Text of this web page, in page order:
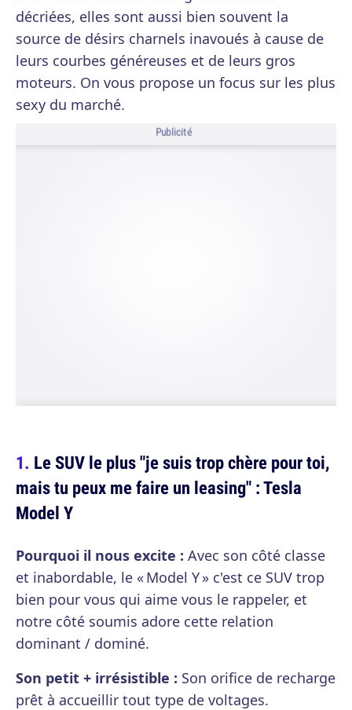
décriées, elles sont aussi bien souvent la
source de désirs charnels inavoués à cause de
leurs courbes généreuses et de leurs gros
moteurs. On vous propose un focus sur les plus
sexy du marché.
Publicité
Le SUV le plus "je suis trop chère pour toi,
mais tu peux me faire un leasing" : Tesla
Model Y
Pourquoi il nous excite : Avec son côté classe
et inabordable, le « Model Y » c'est ce SUV trop
bien pour vous qui aime vous le rappeler, et
notre côté soumis adore cette relation
dominant / dominé.
Son petit + irrésistible : Son orifice de recharge
prêt à accueillir tout type de voltages.